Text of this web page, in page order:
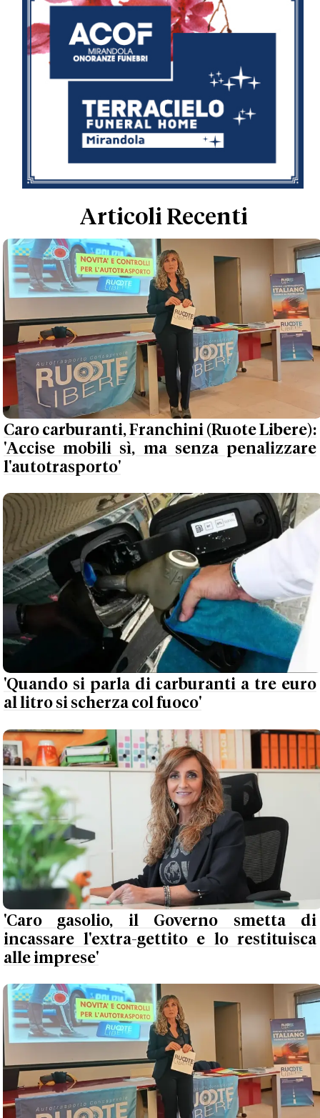
Articoli Recenti
Caro carburanti, Franchini (Ruote Libere):
'Accise mobili sì, ma senza penalizzare
l'autotrasporto'
'Quando si parla di carburanti a tre euro
al litro si scherza col fuoco'
'Caro gasolio, il Governo smetta di
incassare l'extra-gettito e lo restituisca
alle imprese'